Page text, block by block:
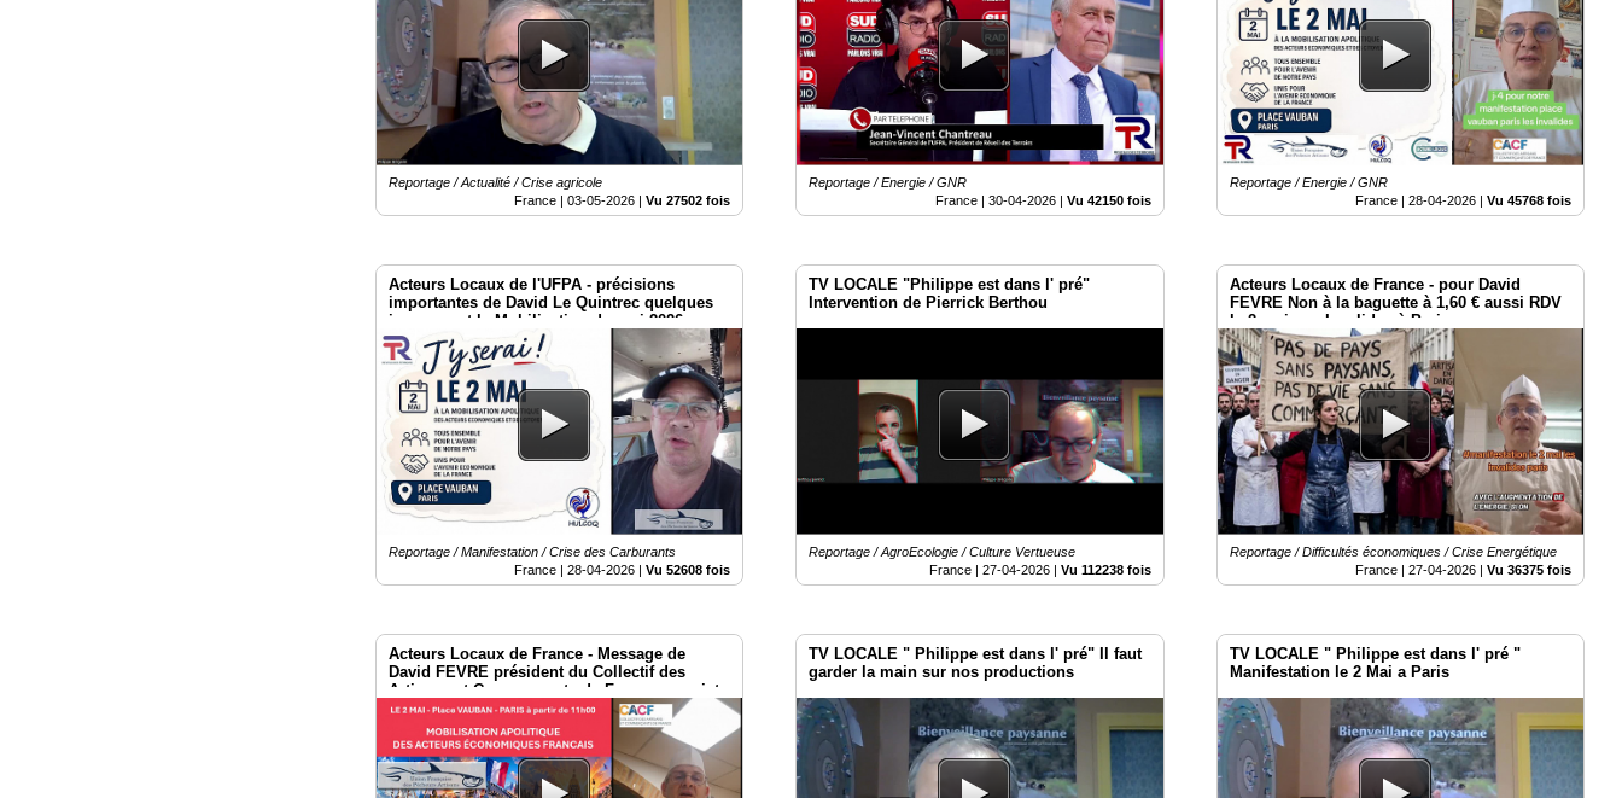
Reportage / Actualité / Crise agricole
France |03-05-2026 |Vu 27502 fois
Reportage / Energie / GNR
France | 30-04-2026| Vu 42150 fois
Reportage / Energie / GNR
France |28-04-2026 |Vu 45768 fois
Acteurs Locaux de l'UFPA - précisions
importantes de David Le Quintrec quelques
jours avant la Mobilisation du mai 2026 aux
Invalides Paris
Reportage / Manifestation / Crise des Carburants
France |28-04-2026 |Vu 52608 fois
TV LOCALE "Philippe est dans l' pré"
Intervention de Pierrick Berthou
Reportage / AgroEcologie / Culture Vertueuse
France | 27-04-2026| Vu 112238 fois
Acteurs Locaux de France - pour David
FEVRE Non à la baguette à 1,60 € aussi RDV
le 2 mai aux Invalides à Paris
Reportage / Difficultés économiques / Crise Energétique
France |27-04-2026 |Vu 36375 fois
Acteurs Locaux de France - Message de
David FEVRE président du Collectif des
Artisans et Commerçants de France au sujet
du 2 mai à Paris
TV LOCALE " Philippe est dans l' pré" Il faut
garder la main sur nos productions
TV LOCALE " Philippe est dans l' pré "
Manifestation le 2 Mai a Paris